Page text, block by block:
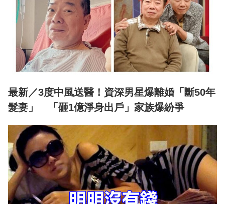
最新／3度中風送醫！資深男星爆離婚「斷50年
髮妻」 「砸1億淨身出戶」家族爆紛爭